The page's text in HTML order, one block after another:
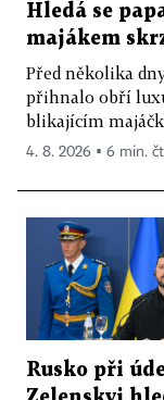
Hledá se
majákem
Před několika
přihnalo obří
blikajícím
4. 8. 2026 ▪ 6 min.
Rusko při